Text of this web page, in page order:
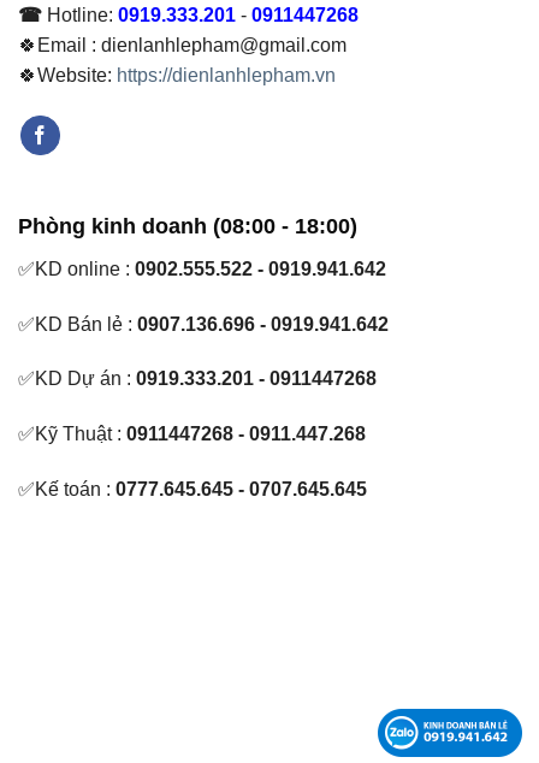
☎ Hotline: 0919.333.201 - 0911447268
🍀Email : dienlanhlepham@gmail.com
🍀Website: https://dienlanhlepham.vn
Phòng kinh doanh (08:00 - 18:00)
✅KD online : 0902.555.522 - 0919.941.642
✅KD Bán lẻ : 0907.136.696 - 0919.941.642
✅KD Dự án : 0919.333.201 - 0911447268
✅Kỹ Thuật : 0911447268 - 0911.447.268
✅Kế toán : 0777.645.645 - 0707.645.645